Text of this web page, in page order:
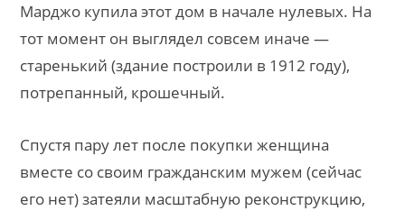
Марджо купила этот дом в начале нулевых. На
тот момент он выглядел совсем иначе —
старенький (здание построили в 1912 году),
потрепанный, крошечный.
Спустя пару лет после покупки женщина
вместе со своим гражданским мужем (сейчас
его нет) затеяли масштабную реконструкцию,